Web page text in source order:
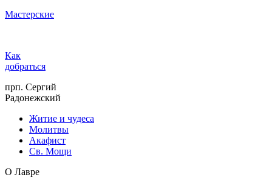
Мастерские
Как
добраться
прп. Сергий
Радонежский
Житие и чудеса
Молитвы
Акафист
Св. Мощи
О Лавре